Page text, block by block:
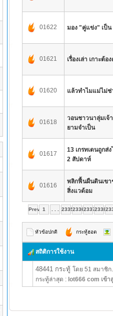
01622 มอง "คู่แข่ง" เป็
01621 เรื่องเล่า เกาะต้อ
01620 แล้วทำไมแม่ไม่ช่
01618
วอนชาวนาลุ่มเจ้
ยามจำเป็น
01617
13 เกรทเดนถูกส่
2 สัปดาห์
01616
พลิกฟื้นผืนดินเขา
สิ่งแวด้อม
Prev 1 2335233623372338
หัวข้อปกติ กระทู้ฮอต
สถิติการใช้งาน
48441 กระทู้ โดย 51 สมาชิ
กระทู้ล่าสุด : lot666 com เข้